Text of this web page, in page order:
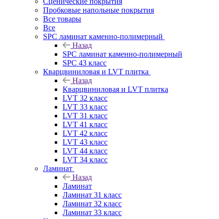
Пробковые напольные покрытия
Все товары
Все
SPC ламинат каменно-полимерный
Назад
SPC ламинат каменно-полимерный
SPC 43 класс
Кварцвиниловая и LVT плитка
Назад
Кварцвиниловая и LVT плитка
LVT 32 класс
LVT 33 класс
LVT 31 класс
LVT 41 класс
LVT 42 класс
LVT 43 класс
LVT 44 класс
LVT 34 класс
Ламинат
Назад
Ламинат
Ламинат 31 класс
Ламинат 32 класс
Ламинат 33 класс